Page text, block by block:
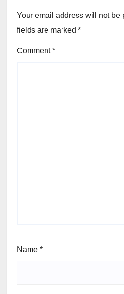
Your email address will not be
fields are marked *
Comment*
Name *